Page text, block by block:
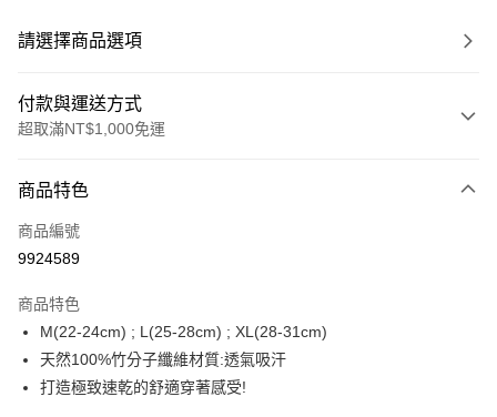
請選擇商品選項
付款與運送方式
超取滿NT$1,000免運
信用卡一次付款
信用卡分期付款
合作金庫商業銀行
華南商業銀行
彰化商業銀行
上海商業儲蓄銀行
台北富邦商業銀行
國泰世華商業銀行
6 期 0 利率 每期
華南商業銀行
彰化商業銀行
上海商業儲蓄銀行
12 期 0 利率 每期 NT$152
合作金庫商業銀行
24 期 0 利率 每期NT$76
商品特色
商品編號
9924589
商品特色
M(22-24cm) ; L(25-28cm) ; XL(28-31cm)
天然100%竹分子纖維材質:透氣吸汗
打造極致速乾的舒適穿著感受!